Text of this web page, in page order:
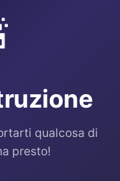
qualcosa di
presto!